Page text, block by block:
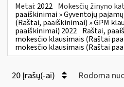
Metai: 2022 Mokesčių žinyno
paaiškinimai » Gyventojų
(Raštai, paaiškinimai) » GPM
paaiškinimai) 2022 Raštai,
mokesčio klausimais (Raštai
mokesčio klausimais (Raštai
20 Įrašų(-ai) Rodoma